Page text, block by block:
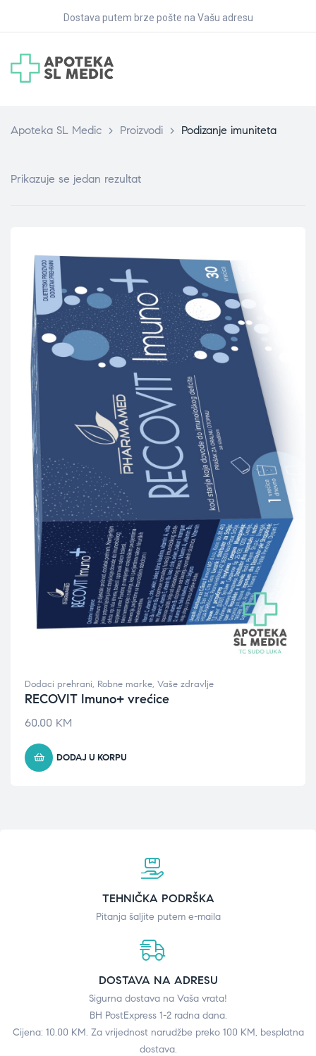
Dostava putem brze pošte na Vašu adresu
Apoteka SL Medic > Proizvodi > Podizanje imuniteta
Prikazuje se jedan rezultat
Dodaci prehrani, Robne marke, Vaše zdravlje
RECOVIT Imuno+ vrećice
60.00 KM
DODAJ U KORPU
TEHNIČKA PODRŠKA
Pitanja šaljite putem e-maila
DOSTAVA NA ADRESU
Sigurna dostava na Vaša vrata!
BH PostExpress 1-2 radna dana.
Cijena: 10.00 KM. Za vrijednost narudžbe preko 100 KM, besplatna
dostava.